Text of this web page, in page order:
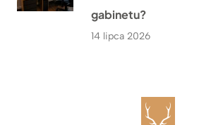
gabinetu?
14 lipca 2026